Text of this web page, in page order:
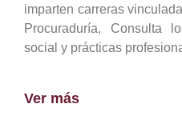
imparten carreras
Procuraduría, Consulta
social y prácticas
Ver más